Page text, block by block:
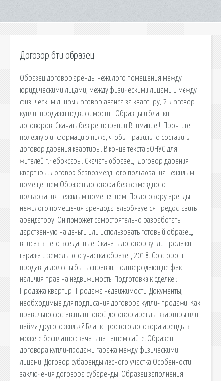
Договор бти образец
Образец договор аренды нежилого помещения между
юридическими лицами, между физическими лицами и между
физическим лицом Договор аванса за квартиру, 2. Договор
купли- продажи недвижимости - Образцы и бланки
договоров. Скачать без регистрации Внимание!!! Прочтите
полезную информацию ниже, чтобы правильно составить
договор дарения квартиры. В конце текста БОНУС для
жителей г.Чебоксары. Скачать образец "Договор дарения
квартиры. Договор безвозмездного пользования нежилым
помещением Образец договора безвозмездного
пользования нежилым помещением. По договору аренды
нежилого помещения арендодательобязуется предоставить
арендатору. Он поможет самостоятельно разработать
дарственную на деньги или использовать готовый образец,
вписав в него все данные. Скачать договор купли продажи
гаража и земельного участка образец 2018. Со стороны
продавца должны быть справки, подтверждающие факт
наличия прав на недвижимость. Подготовка к сделке :
Продажа квартир : Продажа недвижимости. Документы,
необходимые для подписания договора купли- продажи. Как
правильно составить типовой договор аренды квартиры или
найма другого жилья? Бланк простого договора аренды в
можете бесплатно скачать на нашем сайте. Образец
договора купли-продажи гаража между физическими
лицами. Договор субаренды лесного участка.Особенности
заключения договора субаренды. Образец заполнения